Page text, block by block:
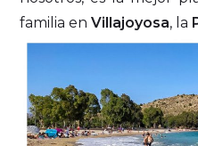
familia enVillajoyosa, la